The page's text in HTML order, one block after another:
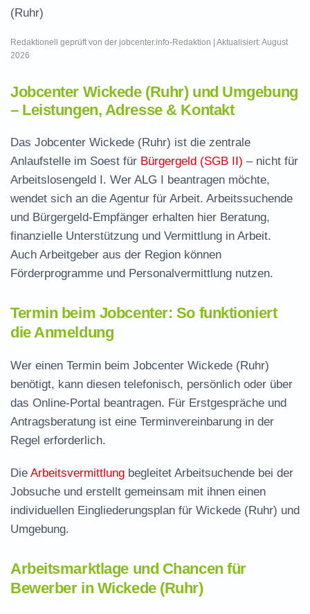
(Ruhr)
Redaktionell geprüft von der jobcenter.info-Redaktion | Aktualisiert: August
2026
Jobcenter Wickede (Ruhr) und Umgebung
– Leistungen, Adresse & Kontakt
Das Jobcenter Wickede (Ruhr) ist die zentrale
Anlaufstelle im Soest für Bürgergeld (SGB II) – nicht für
Arbeitslosengeld I. Wer ALG I beantragen möchte,
wendet sich an die Agentur für Arbeit. Arbeitssuchende
und Bürgergeld-Empfänger erhalten hier Beratung,
finanzielle Unterstützung und Vermittlung in Arbeit.
Auch Arbeitgeber aus der Region können
Förderprogramme und Personalvermittlung nutzen.
Termin beim Jobcenter: So funktioniert
die Anmeldung
Wer einen Termin beim Jobcenter Wickede (Ruhr)
benötigt, kann diesen telefonisch, persönlich oder über
das Online-Portal beantragen. Für Erstgespräche und
Antragsberatung ist eine Terminvereinbarung in der
Regel erforderlich.
Die Arbeitsvermittlung begleitet Arbeitsuchende bei der
Jobsuche und erstellt gemeinsam mit ihnen einen
individuellen Eingliederungsplan für Wickede (Ruhr) und
Umgebung.
Arbeitsmarktlage und Chancen für
Bewerber in Wickede (Ruhr)